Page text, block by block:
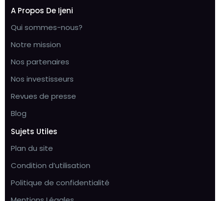
A Propos De Ijeni
Qui sommes-nous?
Notre mission
Nos partenaires
Nos investisseurs
Revues de presse
Blog
Sujets Utiles
Plan du site
Condition d’utilisation
Politique de confidentialité